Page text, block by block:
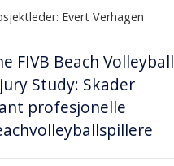
Evert Verhagen
FIVB Beach Volleyball
Study: Skader
profesjonelle